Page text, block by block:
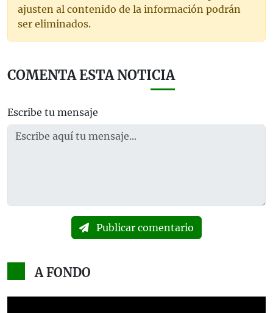
ajusten al contenido de la información podrán
ser eliminados.
COMENTA ESTA NOTICIA
Escribe tu mensaje
Publicar comentario
A FONDO